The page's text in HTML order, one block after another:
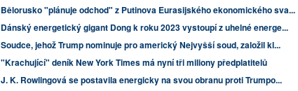
Bělorusko "plánuje odchod" z Putinova Eurasijského ekonomického sva...
Dánský energetický gigant Dong k roku 2023 vystoupí z uhelné energe...
Soudce, jehož Trump nominuje pro americký Nejvyšší soud, založil kl...
"Krachující" deník New York Times má nyní tři miliony předplatitelů
J. K. Rowlingová se postavila energicky na svou obranu proti Trumpo...